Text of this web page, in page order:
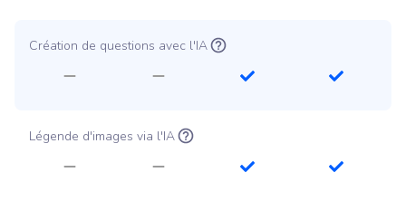
Création de questions avec l'IA
Légende d'images via l'IA